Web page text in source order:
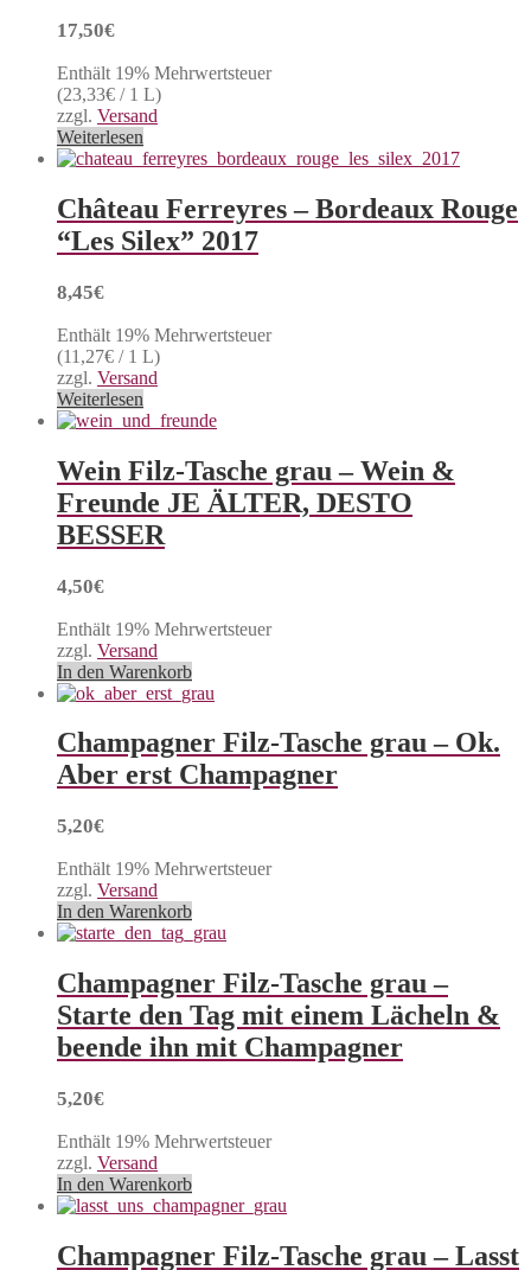
17,50€
Enthält 19% Mehrwertsteuer
(23,33€ / 1 L)
zzgl. Versand
Weiterlesen
Château Ferreyres – Bordeaux Rouge
“Les Silex” 2017
8,45€
Enthält 19% Mehrwertsteuer
(11,27€ / 1 L)
zzgl. Versand
Weiterlesen
Wein Filz-Tasche grau – Wein &
Freunde JE ÄLTER, DESTO
BESSER
4,50€
Enthält 19% Mehrwertsteuer
zzgl. Versand
In den Warenkorb
Champagner Filz-Tasche grau – Ok.
Aber erst Champagner
5,20€
Enthält 19% Mehrwertsteuer
zzgl. Versand
In den Warenkorb
Champagner Filz-Tasche grau –
Starte den Tag mit einem Lächeln &
beende ihn mit Champagner
5,20€
Enthält 19% Mehrwertsteuer
zzgl. Versand
In den Warenkorb
Champagner Filz-Tasche grau – Lasst